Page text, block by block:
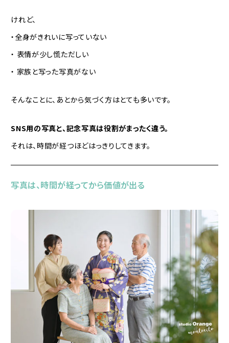
けれど、
・全身がきれいに写っていない
・ 表情が少し慌ただしい
・ 家族と写った写真がない
そんなことに、あとから気づく方はとても多いです。
SNS用の写真と、記念写真は役割がまったく違う。
それは、時間が経つほどはっきりしてきます。
写真は、時間が経ってから価値が出る